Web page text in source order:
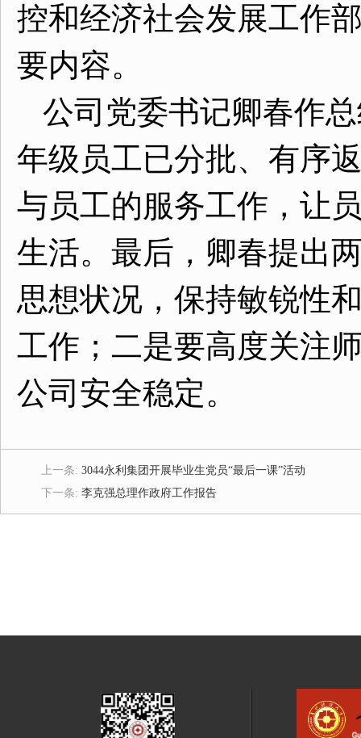
控和经济社会发展工作
要内容。
公司党委书记卿春作
年级员工已分批、有序
与员工的服务工作，让
生活。最后，卿春提出
思想状况，保持敏锐性
工作；二是要高度关注
公司安全稳定。
上一条: 3044永利集团开展毕业生党员“最后一课”活动
下一条: 李克强总理作政府工作报告